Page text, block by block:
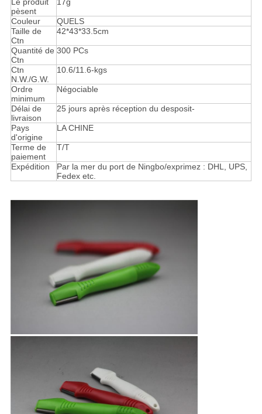
Le produit
pèsent
17g
Couleur
QUELS
Taille de
Ctn
42*43*33.5cm
Quantité de
Ctn
300 PCs
Ctn
N.W./G.W.
10.6/11.6-kgs
Ordre
minimum
Négociable
Délai de
livraison
25 jours après réception du desposit-
Pays
d'origine
LA CHINE
Terme de
paiement
T/T
Expédition
Par la mer du port de Ningbo/exprimez : DHL, UPS,
Fedex etc.